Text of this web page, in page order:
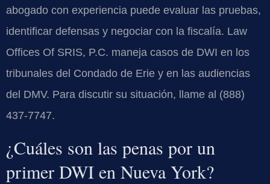
abogado con experiencia puede evaluar las pruebas,
identificar defensas y negociar con la fiscalía. Law
Offices Of SRIS, P.C. maneja casos de DWI en los
tribunales del Condado de Erie y en las audiencias
del DMV. Para discutir su situación, llame al (888)
437-7747.
¿Cuáles son las penas por un
primer DWI en Nueva York?